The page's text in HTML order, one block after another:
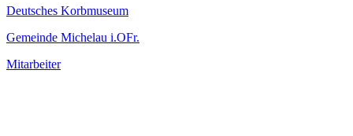
Deutsches Korbmuseum
Gemeinde Michelau i.OFr.
Mitarbeiter